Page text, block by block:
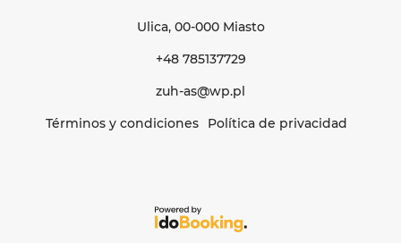
Ulica, 00-000 Miasto
+48 785137729
zuh-as@wp.pl
Términos y condiciones
Política de privacidad